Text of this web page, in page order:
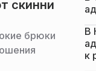
скинни
брюки
В
к